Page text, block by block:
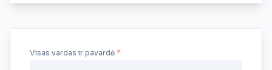
Visas vardas ir pavardė